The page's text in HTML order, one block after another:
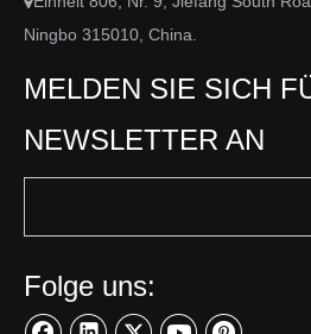
Ningbo 315010, China.
MELDEN SIE SICH
NEWSLETTER AN
Folge uns: